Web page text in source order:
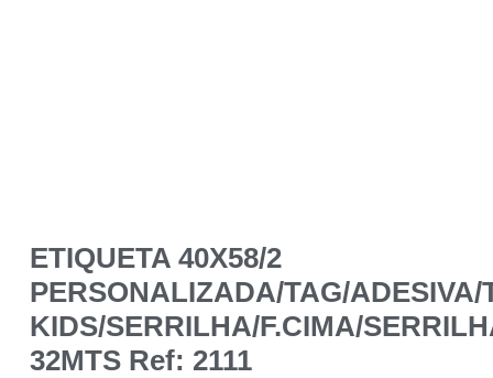
ETIQUETA 40X58/2
PERSONALIZADA/TAG/ADESIVA/
KIDS/SERRILHA/F.CIMA/
32MTS Ref: 2111